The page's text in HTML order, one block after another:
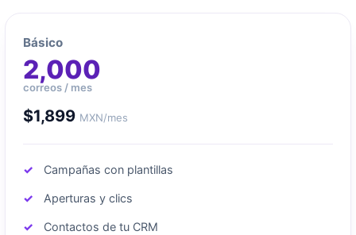
Básico
2,000
correos / mes
$1,899 MXN/mes
Campañas con plantillas
Aperturas y clics
Contactos de tu CRM